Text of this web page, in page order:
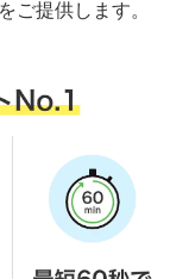
ご提供します。